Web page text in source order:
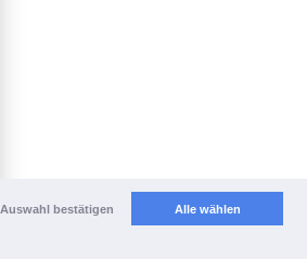
Auswahl bestätigen Alle wählen